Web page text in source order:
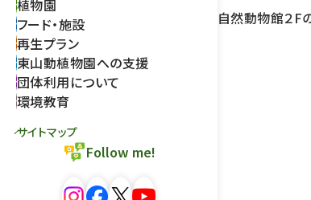
植物園
フード・施設
再生プラン
東山動植物園への支援
団体利用について
環境教育
サイトマップ
Follow me!
自然動物館２F